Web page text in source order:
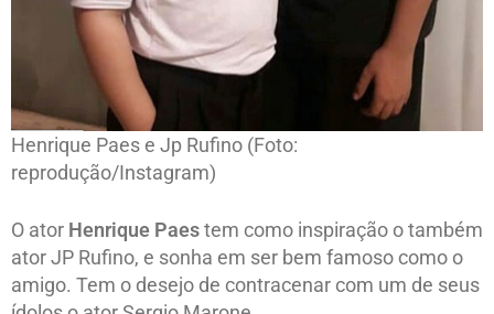
Henrique Paes e Jp Rufino (Foto:
reprodução/Instagram)
O ator Henrique Paestem como inspiração o também
ator JP Rufino, e sonha em ser bem famoso como o
amigo. Tem o desejo de contracenar com um de seus